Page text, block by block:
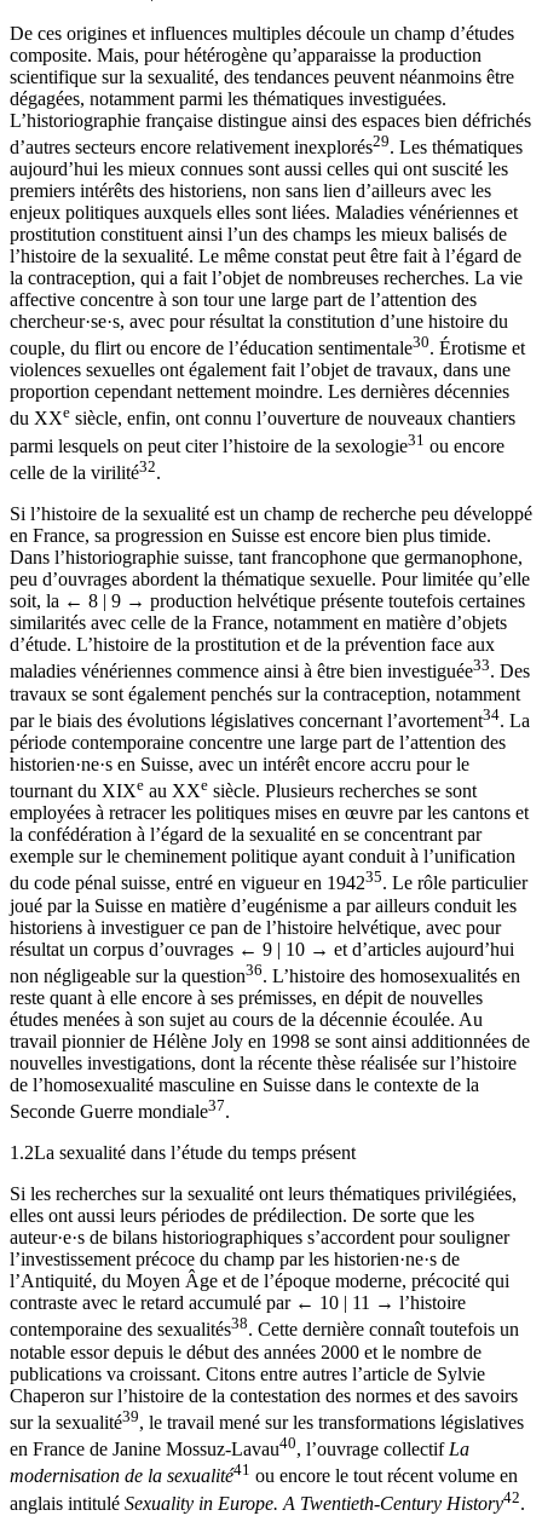
De ces origines et influences multiples découle un champ d’études
composite. Mais, pour hétérogène qu’apparaisse la production
scientifique sur la sexualité, des tendances peuvent néanmoins être
dégagées, notamment parmi les thématiques investiguées.
L’historiographie française distingue ainsi des espaces bien défrichés
d’autres secteurs encore relativement inexplorés29. Les thématiques
aujourd’hui les mieux connues sont aussi celles qui ont suscité les
premiers intérêts des historiens, non sans lien d’ailleurs avec les
enjeux politiques auxquels elles sont liées. Maladies vénériennes et
prostitution constituent ainsi l’un des champs les mieux balisés de
l’histoire de la sexualité. Le même constat peut être fait à l’égard de
la contraception, qui a fait l’objet de nombreuses recherches. La vie
affective concentre à son tour une large part de l’attention des
chercheur·se·s, avec pour résultat la constitution d’une histoire du
couple, du flirt ou encore de l’éducation sentimentale30. Érotisme et
violences sexuelles ont également fait l’objet de travaux, dans une
proportion cependant nettement moindre. Les dernières décennies
du XXe siècle, enfin, ont connu l’ouverture de nouveaux chantiers
parmi lesquels on peut citer l’histoire de la sexologie31 ou encore
celle de la virilité32.
Si l’histoire de la sexualité est un champ de recherche peu développé
en France, sa progression en Suisse est encore bien plus timide.
Dans l’historiographie suisse, tant francophone que germanophone,
peu d’ouvrages abordent la thématique sexuelle. Pour limitée qu’elle
soit, la ← 8 | 9 → production helvétique présente toutefois certaines
similarités avec celle de la France, notamment en matière d’objets
d’étude. L’histoire de la prostitution et de la prévention face aux
maladies vénériennes commence ainsi à être bien investiguée33. Des
travaux se sont également penchés sur la contraception, notamment
par le biais des évolutions législatives concernant l’avortement34. La
période contemporaine concentre une large part de l’attention des
historien·ne·s en Suisse, avec un intérêt encore accru pour le
tournant du XIXe au XXe siècle. Plusieurs recherches se sont
employées à retracer les politiques mises en œuvre par les cantons et
la confédération à l’égard de la sexualité en se concentrant par
exemple sur le cheminement politique ayant conduit à l’unification
du code pénal suisse, entré en vigueur en 194235. Le rôle particulier
joué par la Suisse en matière d’eugénisme a par ailleurs conduit les
historiens à investiguer ce pan de l’histoire helvétique, avec pour
résultat un corpus d’ouvrages ← 9 | 10 → et d’articles aujourd’hui
non négligeable sur la question36. L’histoire des homosexualités en
reste quant à elle encore à ses prémisses, en dépit de nouvelles
études menées à son sujet au cours de la décennie écoulée. Au
travail pionnier de Hélène Joly en 1998 se sont ainsi additionnées de
nouvelles investigations, dont la récente thèse réalisée sur l’histoire
de l’homosexualité masculine en Suisse dans le contexte de la
Seconde Guerre mondiale37.
1.2La sexualité dans l’étude du temps présent
Si les recherches sur la sexualité ont leurs thématiques privilégiées,
elles ont aussi leurs périodes de prédilection. De sorte que les
auteur·e·s de bilans historiographiques s’accordent pour souligner
l’investissement précoce du champ par les historien·ne·s de
l’Antiquité, du Moyen Âge et de l’époque moderne, précocité qui
contraste avec le retard accumulé par ← 10 | 11 → l’histoire
contemporaine des sexualités38. Cette dernière connaît toutefois un
notable essor depuis le début des années 2000 et le nombre de
publications va croissant. Citons entre autres l’article de Sylvie
Chaperon sur l’histoire de la contestation des normes et des savoirs
sur la sexualité39, le travail mené sur les transformations législatives
en France de Janine Mossuz-Lavau40, l’ouvrage collectifLa
modernisation de la sexualité41 ou encore le tout récent volume en
anglais intitulé Sexuality in Europe. A Twentieth-Century History42.